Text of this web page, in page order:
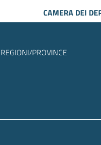
CAMERA DEI
PROVINCE